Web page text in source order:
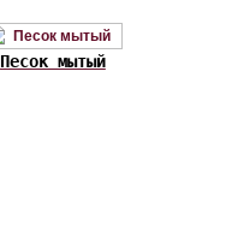
Песок мытый